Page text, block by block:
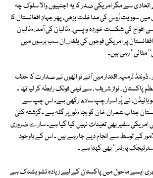
سے مگر امریکی صدر کا یہ اجنبیوں والا سلوک چہ
میں سوویت رُوس کی مداخلت بڑھی، پھر جہادِ افغانستان کا
افواج کی شکست خوردہ واپسی، طالبان کی آمد، طالبان
پر امریکی فوجوں کی یلغار...ان سب برسوں میں
مثالی'' رہی ہیں۔
ٹرمپ، اقتدار میں آئے تو انھوں نے صدارت کا حلف
پاکستان ، نواز شریف ، سے ٹیلی فونک رابطہ کر لیا تھا ۔
بائیڈن، نے پُر اسرار چپ سادھ رکھی ہے۔ اس چپ سے
جناب عمران خان کو بجا طور پر گلہ ہے ۔گزشتہ کئی
امریکی سفیر بھی تعینات نہیں کیا گیا ہے۔ سارے ضروری
کے توسط سے انجام دیے جا رہے ہیں ۔ اس کے باوجود
پارٹنر'' بھی کہتا ہے ۔
ایسے ماحول میں پاکستان کے لیے زیادہ تشویشناک ہے